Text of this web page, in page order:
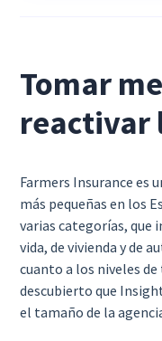
Tomar
reactivar
Farmers Insurance es
más pequeñas en los
varias categorías, que
vida, de vivienda y de
cuanto a los niveles
descubierto que
el tamaño de la